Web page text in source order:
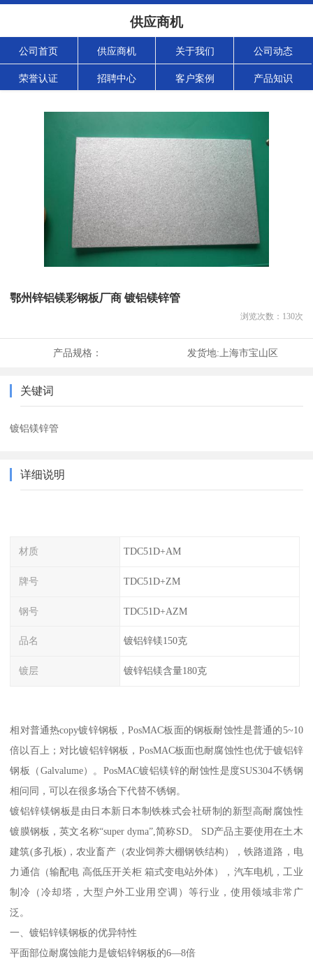
供应商机
公司首页 供应商机 关于我们 公司动态
荣誉认证 招聘中心 客户案例 产品知识
鄂州锌铝镁彩钢板厂商 镀铝镁锌管
浏览次数： 130次
产品规格： 发货地: 上海市宝山区
关键词
镀铝镁锌管
详细说明
材质 TDC51D+AM
牌号 TDC51D+ZM
钢号 TDC51D+AZM
品名 镀铝锌镁150克
镀层 镀锌铝镁含量180克
相对普通热copy镀锌钢板，PosMAC板面的钢板耐蚀性是普通的5~10
倍以百上；对比镀铝锌钢板，PosMAC板面也耐腐蚀性也优于镀铝锌
钢板（Galvalume）。PosMAC镀铝镁锌的耐蚀性是度SUS304不锈钢
相问同，可以在很多场合下代替不锈钢。
镀铝锌镁钢板是由日本新日本制铁株式会社研制的新型高耐腐蚀性
镀膜钢板，英文名称“super dyma”,简称SD。 SD产品主要使用在土木
建筑(多孔板)，农业畜产（农业饲养大棚钢铁结构），铁路道路，电
力通信（输配电 高低压开关柜 箱式变电站外体），汽车电机，工业
制冷（冷却塔，大型户外工业用空调）等行业，使用领域非常广
泛。
一、镀铝锌镁钢板的优异特性
平面部位耐腐蚀能力是镀铝锌钢板的6—8倍